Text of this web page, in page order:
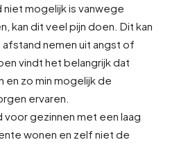
mogelijk is vanwege
kan dit veel pijn doen. Dit kan
nemen uit angst of
vindt het belangrijk dat
en zo min mogelijk de
ervaren.
gezinnen met een laag
wonen en zelf niet de